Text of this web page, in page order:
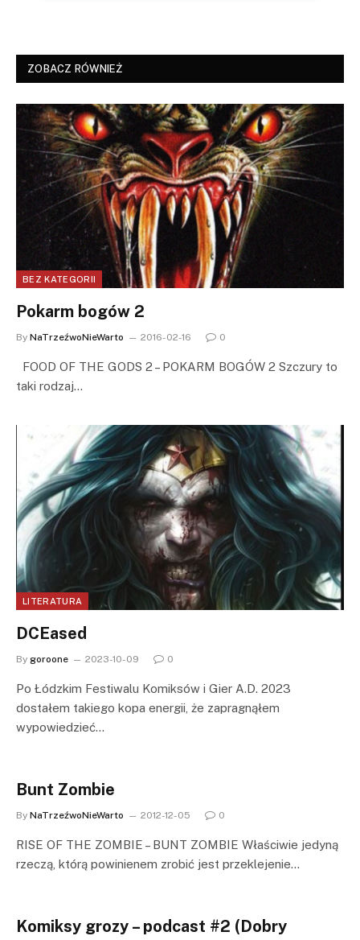
ZOBACZ RÓWNIEŻ
BEZ KATEGORII
Pokarm bogów 2
By NaTrzeźwoNieWarto 2016-02-16 0
FOOD OF THE GODS 2 – POKARM BOGÓW 2 Szczury to
taki rodzaj…
LITERATURA
DCEased
By goroone 2023-10-09 0
Po Łódzkim Festiwalu Komiksów i Gier A.D. 2023
dostałem takiego kopa energii, że zapragnąłem
wypowiedzieć…
Bunt Zombie
By NaTrzeźwoNieWarto 2012-12-05 0
RISE OF THE ZOMBIE – BUNT ZOMBIE Właściwie jedyną
rzeczą, którą powinienem zrobić jest przeklejenie…
Komiksy grozy – podcast #2 (Dobry